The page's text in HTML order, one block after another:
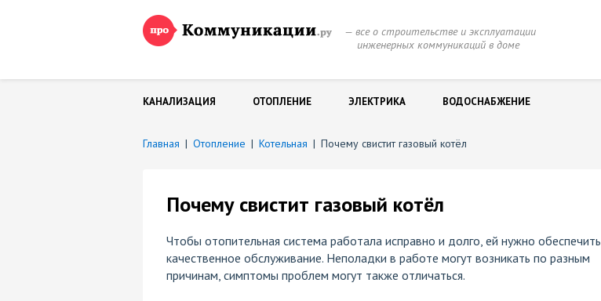
— все о строительстве и эксплуатации
инженерных коммуникаций в доме
КАНАЛИЗАЦИЯ ОТОПЛЕНИЕ ЭЛЕКТРИКА ВОДОСНАБЖЕНИЕ
Главная | Отопление | Котельная | Почему свистит газовый котёл
Почему свистит газовый котёл
Чтобы отопительная система работала исправно и долго, ей нужно обеспечить
качественное обслуживание. Неполадки в работе могут возникать по разным
причинам, симптомы проблем могут также отличаться.